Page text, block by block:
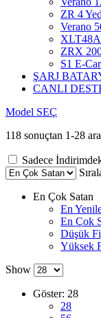
ZR 4
Verano
XLT48A
ZRX
S1 E-
ŞARJ
CANLI
Model SEÇ
118 sonuçtan 1-28
Sadece
En Çok Satan
En
En Çok
Düşük
Yüksek
Show
Göster: 28
28